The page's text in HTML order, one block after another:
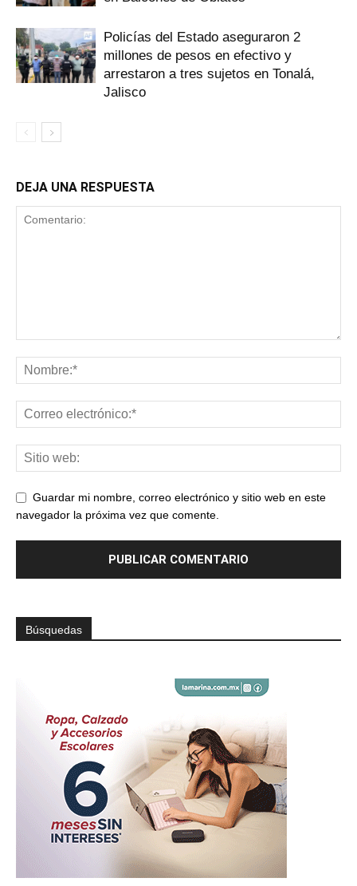
Policías del Estado aseguraron 2
millones de pesos en efectivo y
arrestaron a tres sujetos en Tonalá,
Jalisco
DEJA UNA RESPUESTA
Guardar mi nombre, correo electrónico y sitio web en este
navegador la próxima vez que comente.
Búsquedas